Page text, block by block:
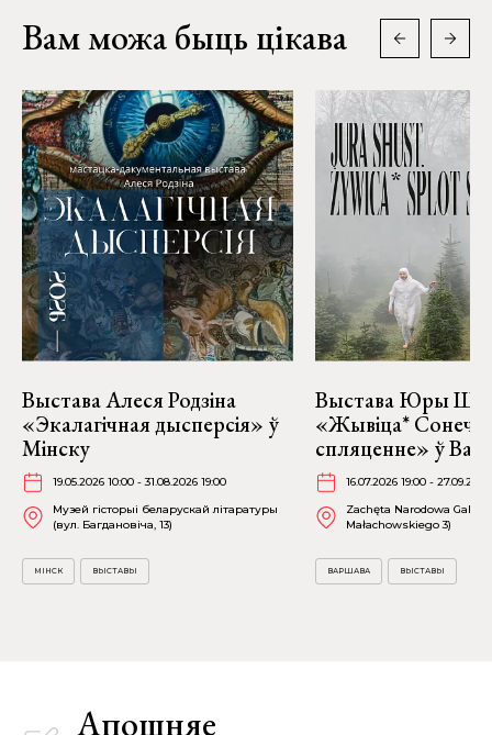
Вам можа быць цікава
Выстава Алеся Родзіна
«Экалагічная дысперсія» ў
Мінску
19.05.2026 10:00 - 31.08.2026 19:00
Музей гісторыі беларускай літаратуры
(вул. Багдановіча, 13)
МІНСК ВЫСТАВЫ
Выстава Юры
«Жывіца*
спляценне» ў
16.07.2026 19:00 -
Zachęta Narodowa
Małachowskiego 3)
ВАРШАВА ВЫСТАВЫ
Апошняе